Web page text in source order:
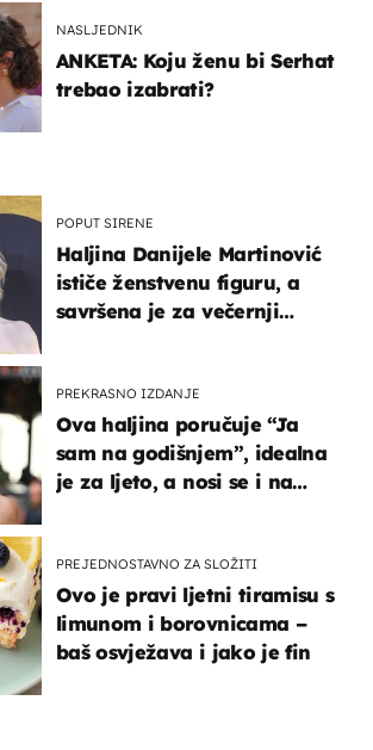
NASLJEDNIK
ANKETA: Koju ženu bi Serhat
trebao izabrati?
POPUT SIRENE
Haljina Danijele Martinović
ističe ženstvenu figuru, a
savršena je za večernji
PREKRASNO IZDANJE
Ova haljina poručuje “Ja
sam na godišnjem”, idealna
je za ljeto, a nosi se i na
PREJEDNOSTAVNO ZA SLOŽITI
Ovo je pravi ljetni tiramisu s
limunom i borovnicama –
baš osvježava i jako je fin